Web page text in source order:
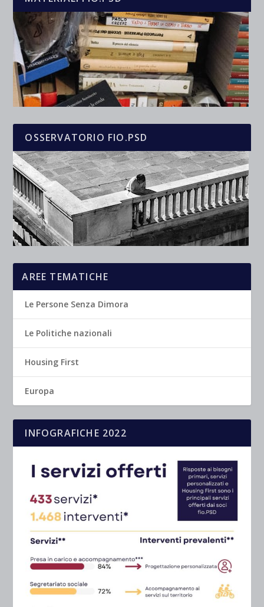
OSSERVATORIO FIO.PSD
AREE TEMATICHE
Le Persone Senza Dimora
Le Politiche nazionali
Housing First
Europa
INFOGRAFICHE 2022